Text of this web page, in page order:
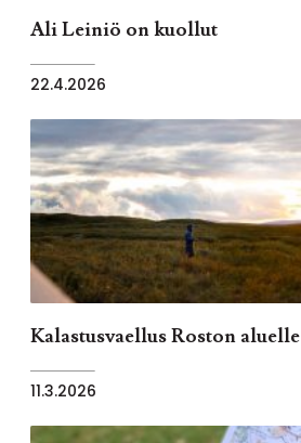
Ali Leiniö on kuollut
22.4.2026
Kalastusvaellus Roston aluelle
11.3.2026